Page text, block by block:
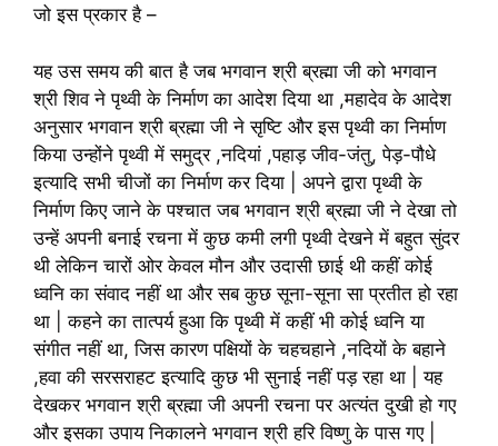
जो इस प्रकार है –
यह उस समय की बात है जब भगवान श्री ब्रह्मा जी को भगवान
श्री शिव ने पृथ्वी के निर्माण का आदेश दिया था ,महादेव के आदेश
अनुसार भगवान श्री ब्रह्मा जी ने सृष्टि और इस पृथ्वी का निर्माण
किया उन्होंने पृथ्वी में समुद्र ,नदियां ,पहाड़ जीव-जंतु, पेड़-पौधे
इत्यादि सभी चीजों का निर्माण कर दिया | अपने द्वारा पृथ्वी के
निर्माण किए जाने के पश्चात जब भगवान श्री ब्रह्मा जी ने देखा तो
उन्हें अपनी बनाई रचना में कुछ कमी लगी पृथ्वी देखने में बहुत सुंदर
थी लेकिन चारों ओर केवल मौन और उदासी छाई थी कहीं कोई
ध्वनि का संवाद नहीं था और सब कुछ सूना-सूना सा प्रतीत हो रहा
था | कहने का तात्पर्य हुआ कि पृथ्वी में कहीं भी कोई ध्वनि या
संगीत नहीं था, जिस कारण पक्षियों के चहचहाने ,नदियों के बहाने
,हवा की सरसराहट इत्यादि कुछ भी सुनाई नहीं पड़ रहा था | यह
देखकर भगवान श्री ब्रह्मा जी अपनी रचना पर अत्यंत दुखी हो गए
और इसका उपाय निकालने भगवान श्री हरि विष्णु के पास गए |